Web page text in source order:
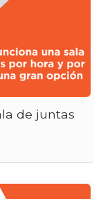
de juntas